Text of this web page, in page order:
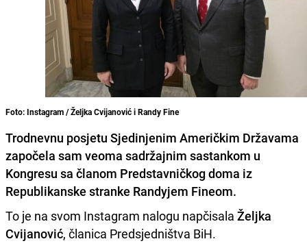
Foto: Instagram / Željka Cvijanović i Randy Fine
Trodnevnu posjetu Sjedinjenim Američkim Državama
započela sam veoma sadržajnim sastankom u
Kongresu sa članom Predstavničkog doma iz
Republikanske stranke Randyjem Fineom.
To je na svom Instagram nalogu napčisala Željka
Cvijanović, članica Predsjedništva BiH.